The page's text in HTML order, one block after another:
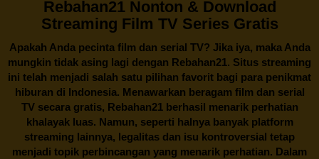
Rebahan21 Nonton & Download
Streaming Film TV Series Gratis
Apakah Anda pecinta film dan serial TV? Jika iya, maka Anda
mungkin tidak asing lagi dengan Rebahan21. Situs streaming
ini telah menjadi salah satu pilihan favorit bagi para penikmat
hiburan di Indonesia. Menawarkan beragam film dan serial
TV secara gratis, Rebahan21berhasil menarik perhatian
khalayak luas. Namun, seperti halnya banyak platform
streaming lainnya, legalitas dan isu kontroversial tetap
menjadi topik perbincangan yang menarik perhatian. Dalam